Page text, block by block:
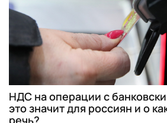
НДС на операции с
это значит для россиян и о
речь?